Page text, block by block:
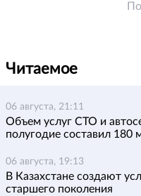
Читаемое
06 августа, 21:11
Объем услуг СТО и
полугодие составил 180
06 августа, 19:13
В Казахстане создают
старшего поколения